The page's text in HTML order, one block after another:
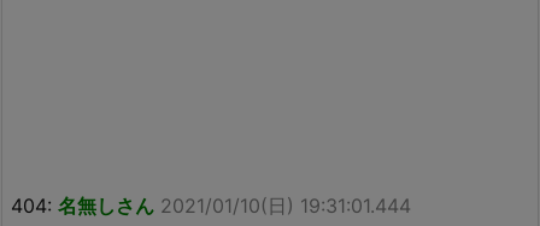
404: 名無しさん 2021/01/10(日) 19:31:01.444